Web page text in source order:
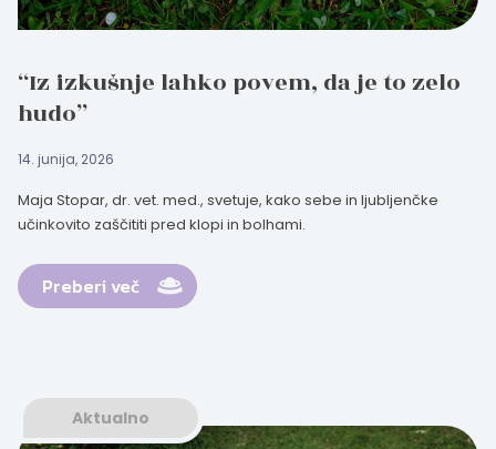
“Iz izkušnje lahko povem, da je to zelo
hudo”
14. junija, 2026
Maja Stopar, dr. vet. med., svetuje, kako sebe in ljubljenčke
učinkovito zaščititi pred klopi in bolhami.
Preberi več
Aktualno